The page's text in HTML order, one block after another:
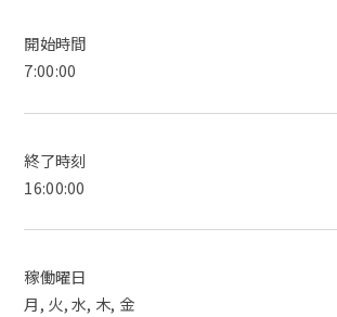
開始時間
7:00:00
終了時刻
16:00:00
稼働曜日
月, 火, 水, 木, 金